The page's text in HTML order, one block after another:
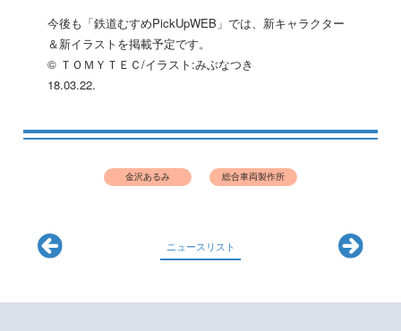
今後も「鉄道むすめPickUpWEB」では、新キャラクター
＆新イラストを掲載予定です。
© ＴＯＭＹＴＥＣ/イラスト:みぶなつき
18.03.22.
金沢あるみ 総合車両製作所
ニュースリスト